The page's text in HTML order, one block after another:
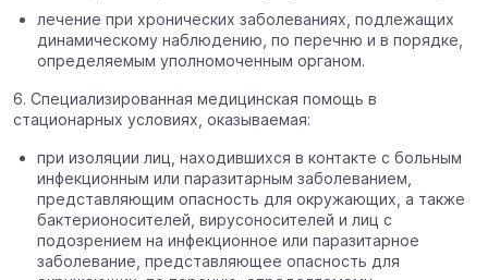
лечение при хронических заболеваниях, подлежащих
динамическому наблюдению, по перечню и в порядке,
определяемым уполномоченным органом.
6. Специализированная медицинская помощь в
стационарных условиях, оказываемая:
при изоляции лиц, находившихся в контакте с больным
инфекционным или паразитарным заболеванием,
представляющим опасность для окружающих, а также
бактерионосителей, вирусоносителей и лиц с
подозрением на инфекционное или паразитарное
заболевание, представляющее опасность для